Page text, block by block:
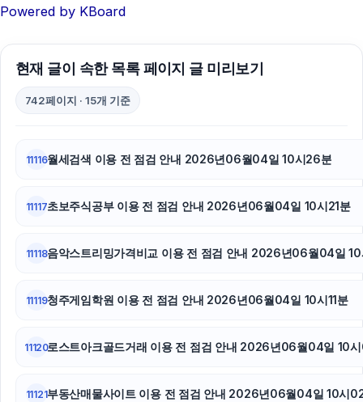
트립닷컴할인코드
이혼전문변호사
강남치과
sns마케팅
불륜증거
Powered by KBoard
현재 글이 속한 목록 페이지 글 미리보기
742페이지 · 15개 기준
11116월세검색 이용 전 점검 안내 2026년06월04일 10시26분
11117초보주식공부 이용 전 점검 안내 2026년06월04일 10시21분
11118음악스트리밍가격비교 이용 전 점검 안내 2026년06월04일
11119청주게임학원 이용 전 점검 안내 2026년06월04일 10시11분
11120로스트아크골드거래 이용 전 점검 안내 2026년06월04일 10
11121부동산매물사이트 이용 전 점검 안내 2026년06월04일 10시